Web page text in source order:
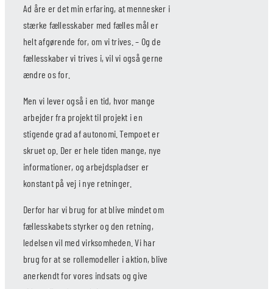
Ad åre er det min erfaring, at mennesker i
stærke fællesskaber med fælles mål er
helt afgørende for, om vi trives. – Og de
fællesskaber vi trives i, vil vi også gerne
ændre os for.
Men vi lever også i en tid, hvor mange
arbejder fra projekt til projekt i en
stigende grad af autonomi. Tempoet er
skruet op. Der er hele tiden mange, nye
informationer, og arbejdspladser er
konstant på vej i nye retninger.
Derfor har vi brug for at blive mindet om
fællesskabets styrker og den retning,
ledelsen vil med virksomheden. Vi har
brug for at se rollemodeller i aktion, blive
anerkendt for vores indsats og give